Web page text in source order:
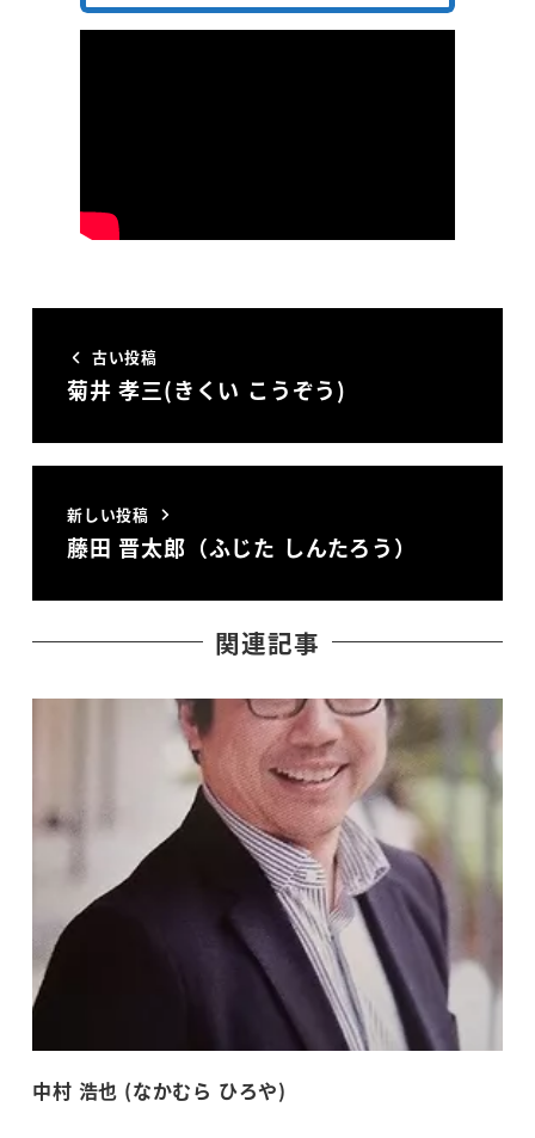
古い投稿
菊井 孝三(きくい こうぞう)
新しい投稿
藤田 晋太郎（ふじた しんたろう）
関連記事
中村 浩也 (なかむら ひろや)